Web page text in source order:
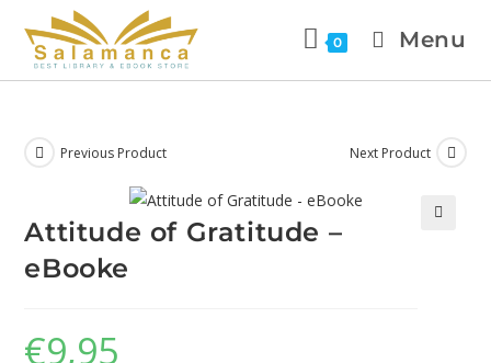
0 Menu
Previous Product Next Product
Attitude of Gratitude –
eBooke
€9,95